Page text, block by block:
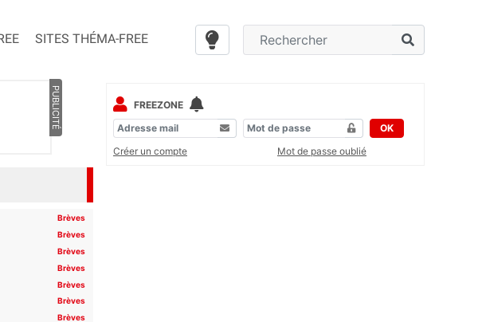
SITES THÉMA-FREE
PUBLICITÉ
Brèves
Brèves
Brèves
Brèves
Brèves
Brèves
Brèves
FREEZONE
OK
Créer un compte
Mot de passe oublié